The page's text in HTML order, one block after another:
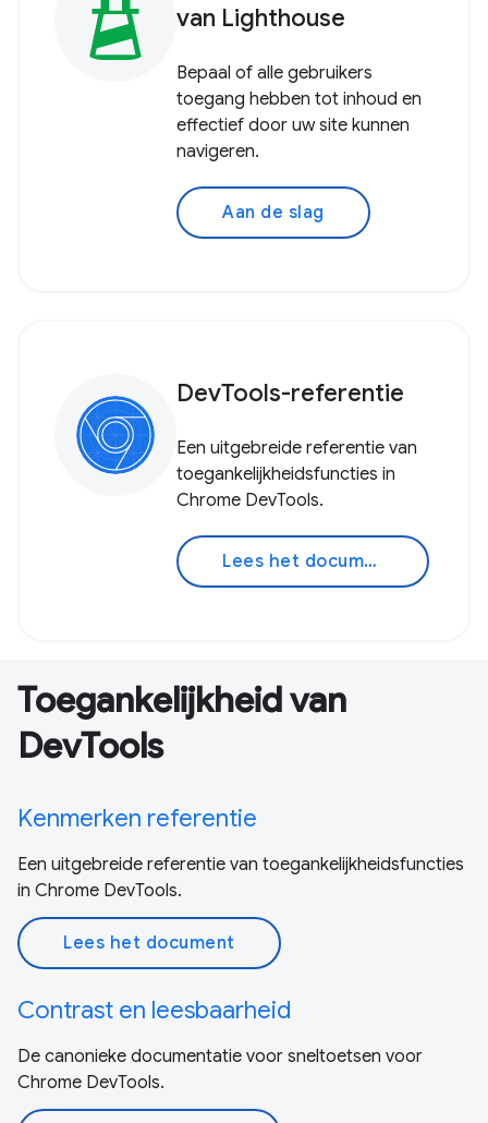
van Lighthouse
Bepaal of alle gebruikers
toegang hebben tot inhoud en
effectief door uw site kunnen
navigeren.
Aan de slag
DevTools-referentie
Een uitgebreide referentie van
toegankelijkheidsfuncties in
Chrome DevTools.
Lees het document
Toegankelijkheid van
DevTools
Kenmerken referentie
Een uitgebreide referentie van toegankelijkheidsfuncties
in Chrome DevTools.
Lees het document
Contrast en leesbaarheid
De canonieke documentatie voor sneltoetsen voor
Chrome DevTools.